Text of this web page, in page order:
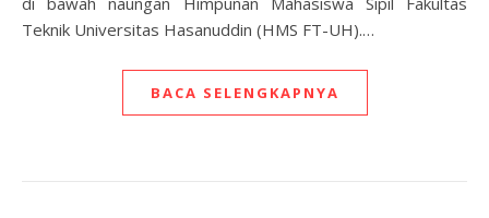
Teknik Universitas Hasanuddin (HMS FT-UH).…
BACA SELENGKAPNYA